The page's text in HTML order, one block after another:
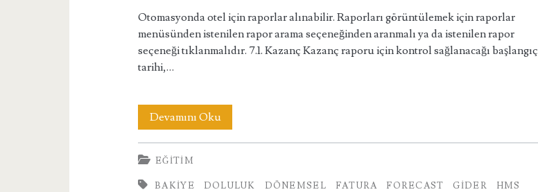
Otomasyonda otel için raporlar alınabilir. Raporları görüntülemek için raporlar
menüsünden istenilen rapor arama seçeneğinden aranmalı ya da istenilen rapor
seçeneği tıklanmalıdır. 7.1. Kazanç Kazanç raporu için kontrol sağlanacağı başlangıç
tarihi,…
Devamını Oku7.
Raporlar
EĞITIM
BAKIYE DOLULUK DÖNEMSEL FATURA FORECAST GIDER
HMS